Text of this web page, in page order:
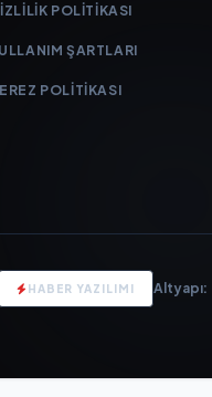
POLITIKASI
ŞARTLARI
POLITIKASI
HABER YAZILIMI Altyapı: